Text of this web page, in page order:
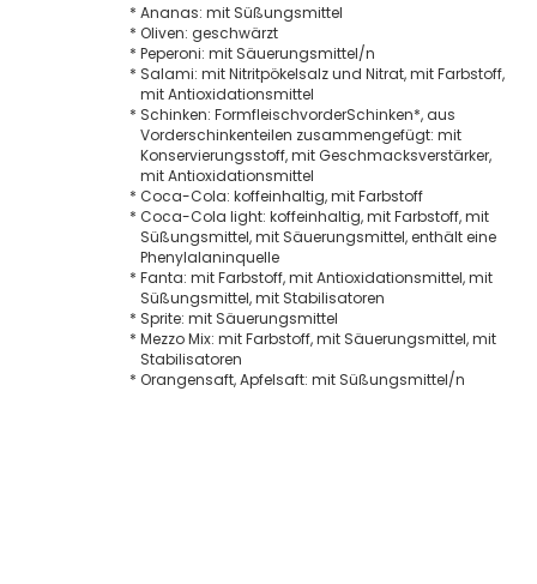
* Ananas: mit Süßungsmittel
* Oliven: geschwärzt
* Peperoni: mit Säuerungsmittel/n
* Salami: mit Nitritpökelsalz und Nitrat, mit Farbstoff,
mit Antioxidationsmittel
* Schinken: FormfleischvorderSchinken*, aus
Vorderschinkenteilen zusammengefügt: mit
Konservierungsstoff, mit Geschmacksverstärker,
mit Antioxidationsmittel
* Coca-Cola: koffeinhaltig, mit Farbstoff
* Coca-Cola light: koffeinhaltig, mit Farbstoff, mit
Süßungsmittel, mit Säuerungsmittel, enthält eine
Phenylalaninquelle
* Fanta: mit Farbstoff, mit Antioxidationsmittel, mit
Süßungsmittel, mit Stabilisatoren
* Sprite: mit Säuerungsmittel
* Mezzo Mix: mit Farbstoff, mit Säuerungsmittel, mit
Stabilisatoren
* Orangensaft, Apfelsaft: mit Süßungsmittel/n